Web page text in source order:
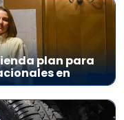
plan para
en